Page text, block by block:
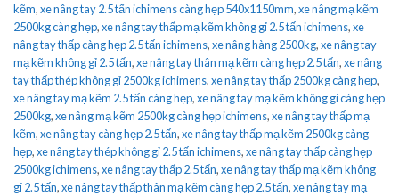
kẽm,xe nâng tay 2.5 tấn ichimens càng hẹp 540x1150mm,xe nâng mạ kẽm
2500kg càng hẹp,xe nâng tay thấp mạ kẽm không gỉ 2.5 tấn ichimens,xe
nâng tay thấp càng hẹp 2.5 tấn ichimens,xe nâng hàng 2500kg,xe nâng tay
mạ kẽm không gỉ 2.5 tấn,xe nâng tay thân mạ kẽm càng hẹp 2.5 tấn,xe nâng
tay thấp thép không gỉ 2500kg ichimens,xe nâng tay thấp 2500kg càng hẹp,
xe nâng tay mạ kẽm 2.5 tấn càng hẹp,xe nâng tay mạ kẽm không gỉ càng hẹp
2500kg,xe nâng mạ kẽm 2500kg càng hẹp ichimens,xe nâng tay thấp mạ
kẽm,xe nâng tay càng hẹp 2.5 tấn,xe nâng tay thấp mạ kẽm 2500kg càng
hẹp,xe nâng tay thép không gỉ 2.5 tấn ichimens,xe nâng tay thấp càng hẹp
2500kg ichimens,xe nâng tay thấp 2.5 tấn,xe nâng tay thấp mạ kẽm không
gỉ 2.5 tấn,xe nâng tay thấp thân mạ kẽm càng hẹp 2.5 tấn,xe nâng tay mạ